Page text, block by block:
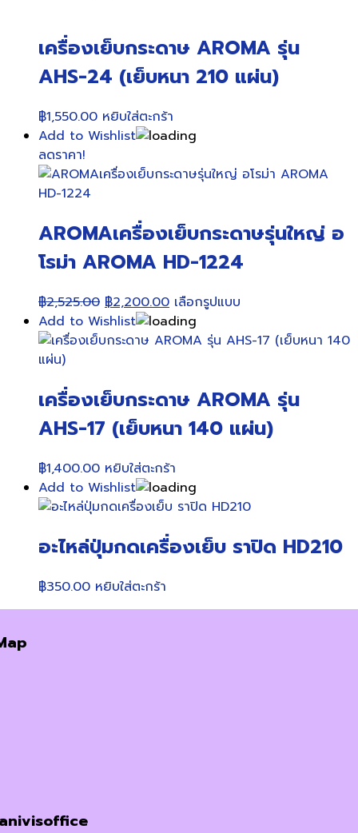
เครื่องเย็บกระดาษ AROMA รุ่น
AHS-24 (เย็บหนา 210 แผ่น)
฿1,550.00 หยิบใส่ตะกร้า
Add to Wishlist
ลดราคา!
AROMAเครื่องเย็บกระดาษรุ่นใหญ่ อ
โรม่า AROMA HD-1224
฿2,525.00 Original
price
was:
฿2,200.00Current
price
is:
เลือกรูปแบบ
has
The
options
may
the
page
Add to Wishlist
เครื่องเย็บกระดาษ AROMA รุ่น
AHS-17 (เย็บหนา 140 แผ่น)
฿1,400.00 หยิบใส่ตะกร้า
Add to Wishlist
อะไหล่ปุ่มกดเครื่องเย็บ ราปิด HD210
฿350.00 หยิบใส่ตะกร้า